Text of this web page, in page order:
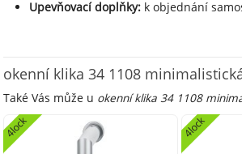
Upevňovací doplňky: k objednání
okenní klika 34 1108
Také Vás může u okenní klika 34 1108
4lock 4lock